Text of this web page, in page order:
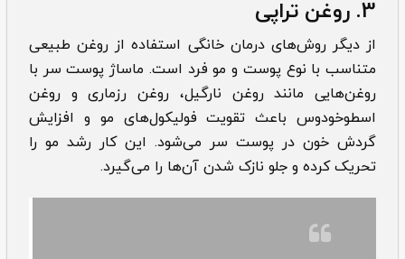
3. روغن تراپی
از دیگر روش‌های درمان خانگی استفاده از روغن طبیعی
متناسب با نوع پوست و مو فرد است. ماساژ پوست سر با
روغن‌هایی مانند روغن نارگیل، روغن رزماری و روغن
اسطوخودوس باعث تقویت فولیکول‌های مو و افزایش
گردش خون در پوست سر می‌شود. این کار رشد مو را
تحریک کرده و جلو نازک شدن آن‌ها را می‌گیرد.